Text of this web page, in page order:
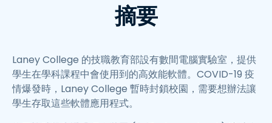
摘要
Laney College 的技職教育部設有數間電腦實驗室，提供
學生在學科課程中會使用到的高效能軟體。COVID-19 疫
情爆發時，Laney College 暫時封鎖校園，需要想辦法讓
學生存取這些軟體應用程式。